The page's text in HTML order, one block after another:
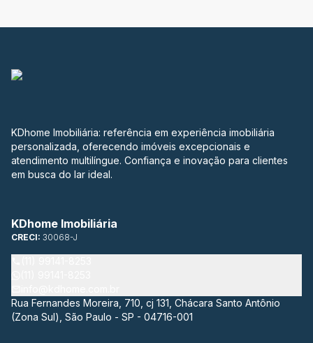
KDhome Imobiliária: referência em experiência imobiliária
personalizada, oferecendo imóveis excepcionais e
atendimento multilíngue. Confiança e inovação para clientes
em busca do lar ideal.
KDhome Imobiliária
CRECI: 30068-J
Rua Fernandes Moreira, 710, cj 131, Chácara Santo Antônio
(Zona Sul), São Paulo - SP - 04716-001